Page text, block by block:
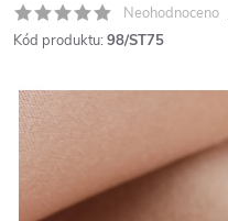
Neohodnoceno
Kód produktu: 98/ST75